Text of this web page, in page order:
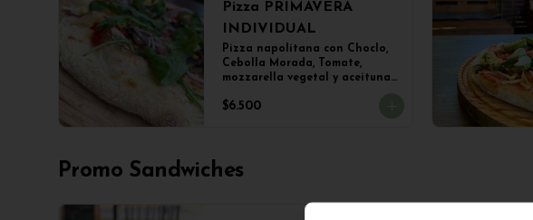
Pizza PRIMAVERA
INDIVIDUAL
Pizza napolitana con Choclo,
Cebolla Morada, Tomate,
mozzarella vegetal y aceitunas
$6.500
Promo Sandwiches